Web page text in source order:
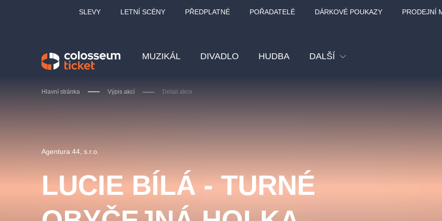
SLEVY LETNÍ SCÉNY PŘEDPLATNÉ POŘADATELÉ DÁRKOVÉ POUKAZY PRODEJNÍ
MUZIKÁL DIVADLO HUDBA DALŠÍ
Ostatní
Hlavní stránka Výpis akcí Detail akce
Agentura 44, s.r.o.
LUCIE BÍLÁ - TURNÉ
LUCIE BÍLÁ - TURNÉ
OBYČEJNÁ HOLKA
Pink Panther Agency,